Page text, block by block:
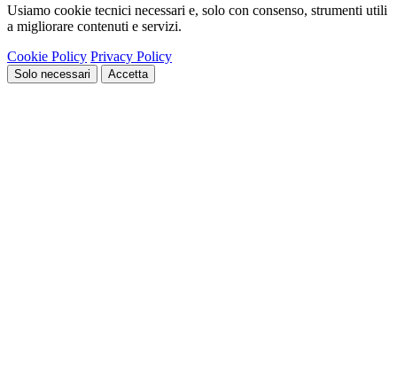
Usiamo cookie tecnici necessari e, solo con consenso, strumenti utili
a migliorare contenuti e servizi.
Cookie Policy Privacy Policy
Solo necessari Accetta